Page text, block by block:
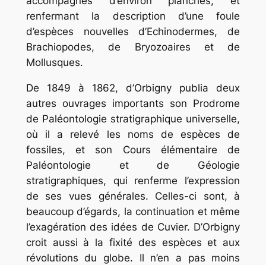
renfermant la description d’une foule
d’espèces nouvelles d’Echinodermes, de
Brachiopodes, de Bryozoaires et de
Mollusques.
De 1849 à 1862, d’Orbigny publia deux
autres ouvrages importants son Prodrome
de Paléontologie stratigraphique universelle,
où il a relevé les noms de espèces de
fossiles, et son Cours élémentaire de
Paléontologie et de Géologie
stratigraphiques, qui renferme l’expression
de ses vues générales. Celles-ci sont, à
beaucoup d’égards, la continuation et même
l’exagération des idées de Cuvier. D’Orbigny
croit aussi à la fixité des espèces et aux
révolutions du globe. Il n’en a pas moins